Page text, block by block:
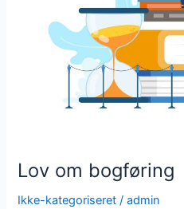
Lov om bogføring
Ikke-kategoriseret /admin